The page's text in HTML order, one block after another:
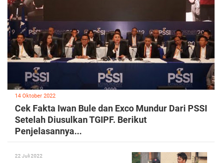
14 Oktober 2022
Cek Fakta Iwan Bule dan Exco Mundur Dari PSSI
Setelah Diusulkan TGIPF. Berikut
Penjelasannya...
22 Juli 2022